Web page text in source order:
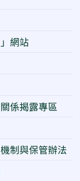
網站
係揭露專區
制與保管辦法